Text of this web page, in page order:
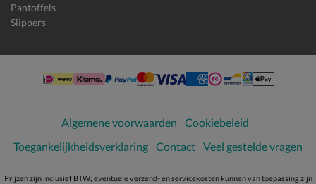
Pantoffels
Slippers
Algemene voorwaarden
Cookiebeleid
Toegankelijkheidsverklaring Contact Veel gestelde vragen
Prijzen zijn inclusief BTW; eventuele verzend- en servicekosten kunnen van toepassing zijn